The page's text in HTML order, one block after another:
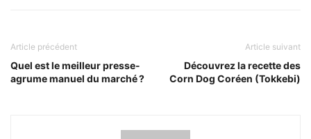
Article précédent
Quel est le meilleur presse-
agrume manuel du marché ?
Article suivant
Découvrez la recette des
Corn Dog Coréen (Tokkebi)